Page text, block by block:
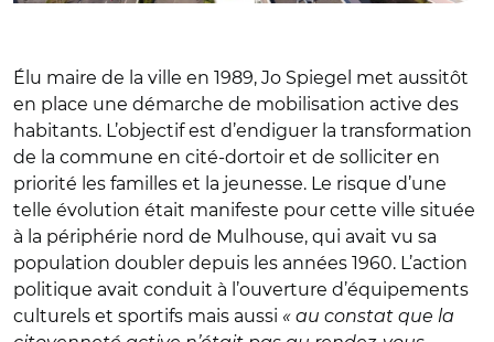
Élu maire de la ville en 1989, Jo Spiegel met aussitôt
en place une démarche de mobilisation active des
habitants. L’objectif est d’endiguer la transformation
de la commune en cité-dortoir et de solliciter en
priorité les familles et la jeunesse. Le risque d’une
telle évolution était manifeste pour cette ville située
à la périphérie nord de Mulhouse, qui avait vu sa
population doubler depuis les années 1960. L’action
politique avait conduit à l’ouverture d’équipements
culturels et sportifs mais aussi « au constat que la